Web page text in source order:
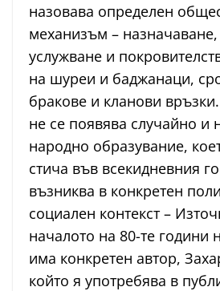
назовава определен
механизъм –
услужване и
на шуреи и баджанаци,
бракове и кланови
не се появява случайно и
народно образувание,
стича във всекидневния
възниква в конкретен
социален контекст –
началото на 80-те години
има конкретен автор,
който я употребява в